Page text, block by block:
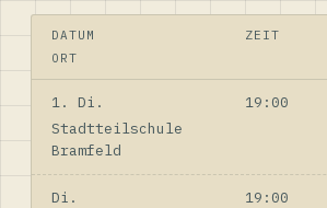
DATUM
ZEIT
ORT
1. Di.
19:00
Stadtteilschule
Bramfeld
Di.
19:00